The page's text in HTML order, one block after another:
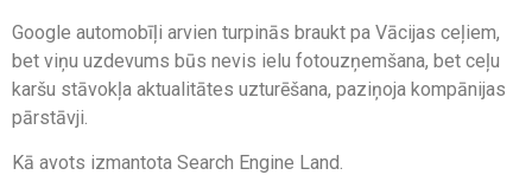
Google automobīļi arvien turpinās braukt pa Vācijas ceļiem,
bet viņu uzdevums būs nevis ielu fotouzņemšana, bet ceļu
karšu stāvokļa aktualitātes uzturēšana, paziņoja kompānijas
pārstāvji.
Kā avots izmantota Search Engine Land.